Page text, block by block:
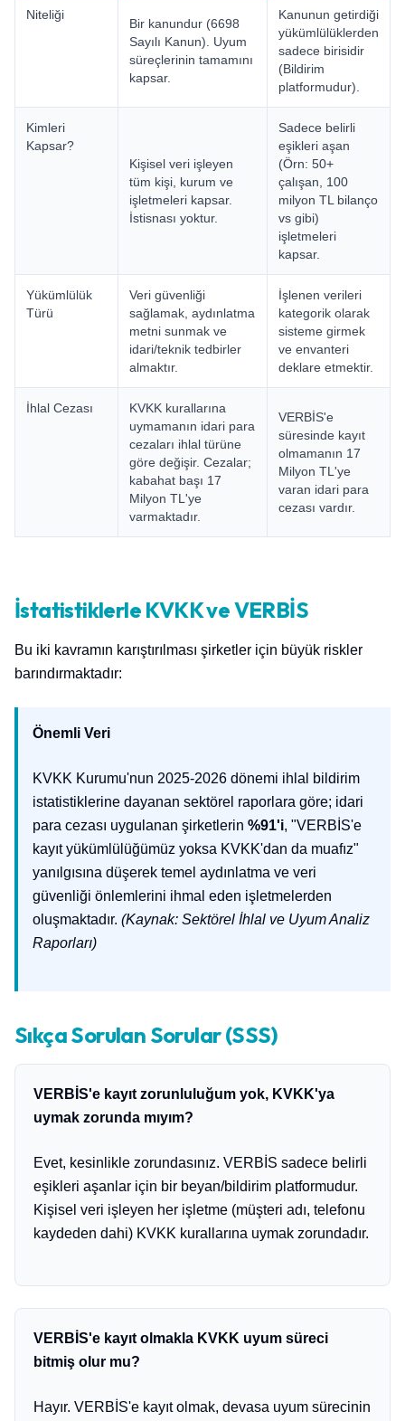
Niteliği
Bir kanundur (6698
Sayılı Kanun). Uyum
süreçlerinin tamamını
kapsar.
Kanunun getirdiği
yükümlülüklerden
sadece birisidir
(Bildirim
platformudur).
Kimleri
Kapsar?
Kişisel veri işleyen
tüm kişi, kurum ve
işletmeleri kapsar.
İstisnası yoktur.
Sadece belirli
eşikleri aşan
(Örn: 50+
çalışan, 100
milyon TL bilanço
vs gibi)
işletmeleri
kapsar.
Yükümlülük
Türü
Veri güvenliği
sağlamak, aydınlatma
metni sunmak ve
idari/teknik tedbirler
almaktır.
İşlenen verileri
kategorik olarak
sisteme girmek
ve envanteri
deklare etmektir.
İhlal Cezası
KVKK kurallarına
uymamanın idari para
cezaları ihlal türüne
göre değişir. Cezalar;
kabahat başı 17
Milyon TL'ye
varmaktadır.
VERBİS'e
süresinde kayıt
olmamanın 17
Milyon TL'ye
varan idari para
cezası vardır.
İstatistiklerle KVKK ve VERBİS
Bu iki kavramın karıştırılması şirketler için büyük riskler
barındırmaktadır:
Önemli Veri
KVKK Kurumu'nun 2025-2026 dönemi ihlal bildirim
istatistiklerine dayanan sektörel raporlara göre; idari
para cezası uygulanan şirketlerin %91'i, "VERBİS'e
kayıt yükümlülüğümüz yoksa KVKK'dan da muafız"
yanılgısına düşerek temel aydınlatma ve veri
güvenliği önlemlerini ihmal eden işletmelerden
oluşmaktadır. (Kaynak: Sektörel İhlal ve Uyum Analiz
Raporları)
Sıkça Sorulan Sorular (SSS)
VERBİS'e kayıt zorunluluğum yok, KVKK'ya
uymak zorunda mıyım?
Evet, kesinlikle zorundasınız. VERBİS sadece belirli
eşikleri aşanlar için bir beyan/bildirim platformudur.
Kişisel veri işleyen her işletme (müşteri adı, telefonu
kaydeden dahi) KVKK kurallarına uymak zorundadır.
VERBİS'e kayıt olmakla KVKK uyum süreci
bitmiş olur mu?
Hayır. VERBİS'e kayıt olmak, devasa uyum sürecinin